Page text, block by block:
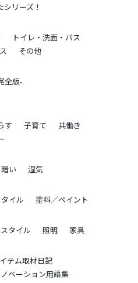
リーズ！
トイレ・洗面・バス
その他
全版-
す 子育て
共働き
暗い
湿気
タイル
塗料／ペイント
タイル 照明
家具
テム取材日記
ノベーション用語集